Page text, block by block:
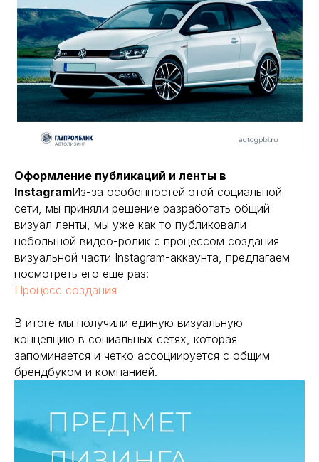
Оформление публикаций и ленты в
InstagramИз-за особенностей этой социальной
сети, мы приняли решение разработать общий
визуал ленты, мы уже как то публиковали
небольшой видео-ролик с процессом создания
визуальной части Instagram-аккаунта, предлагаем
посмотреть его еще раз:
Процесс создания
В итоге мы получили единую визуальную
концепцию в социальных сетях, которая
запоминается и четко ассоциируется с общим
брендбуком и компанией.